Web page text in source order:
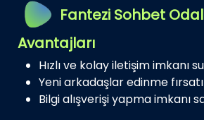
Fantezi Sohbet
Avantajları
Hızlı ve kolay iletişim imkanı
Yeni arkadaşlar edinme
Bilgi alışverişi yapma imkanı